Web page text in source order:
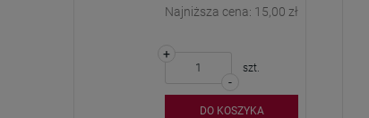
Najniższa cena: 15,00 zł
-
+
szt.
DO KOSZYKA